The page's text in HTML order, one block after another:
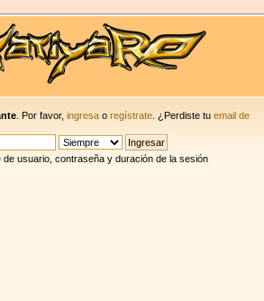
. Por favor,ingresa oregístrate . ¿Perdiste tuemail de
de usuario, contraseña y duración de la sesión